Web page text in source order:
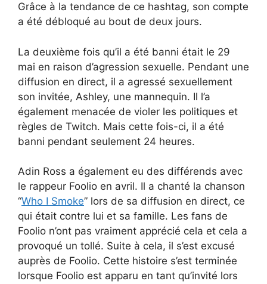
Grâce à la tendance de ce hashtag, son compte
a été débloqué au bout de deux jours.
La deuxième fois qu’il a été banni était le 29
mai en raison d’agression sexuelle. Pendant une
diffusion en direct, il a agressé sexuellement
son invitée, Ashley, une mannequin. Il l’a
également menacée de violer les politiques et
règles de Twitch. Mais cette fois-ci, il a été
banni pendant seulement 24 heures.
Adin Ross a également eu des différends avec
le rappeur Foolio en avril. Il a chanté la chanson
“Who I Smoke” lors de sa diffusion en direct, ce
qui était contre lui et sa famille. Les fans de
Foolio n’ont pas vraiment apprécié cela et cela a
provoqué un tollé. Suite à cela, il s’est excusé
auprès de Foolio. Cette histoire s’est terminée
lorsque Foolio est apparu en tant qu’invité lors